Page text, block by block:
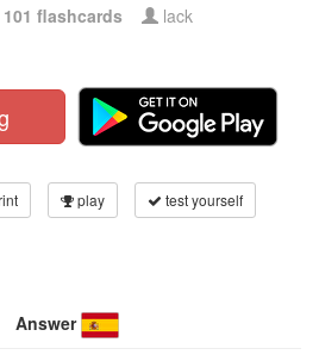
101 flashcards lack
play test yourself
Answer